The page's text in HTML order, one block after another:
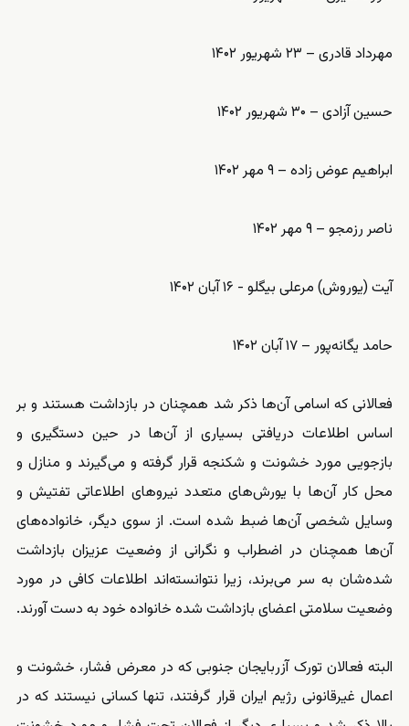
مهرداد قادری – ۲۳ شهریور ۱۴۰۲
حسین آزادی – ۳۰ شهریور ۱۴۰۲
ابراهیم عوض زاده – ۹ مهر ۱۴۰۲
ناصر رزمجو – ۹ مهر ۱۴۰۲
آیت (یوروش) مرعلی بیگلو - ۱۶ آبان ۱۴۰۲
حامد یگانه‌پور – ۱۷ آبان ۱۴۰۲
فعالانی که اسامی آن‌ها ذکر شد همچنان در بازداشت هستند و بر
اساس اطلاعات دریافتی بسیاری از آن‌ها در حین دستگیری و
بازجویی مورد خشونت و شکنجه قرار گرفته و می‌گیرند و منازل و
محل کار آن‌ها با یورش‌های متعدد نیروهای اطلاعاتی تفتیش و
وسایل شخصی آن‌ها ضبط شده است. از سوی دیگر، خانواده‌های
آن‌ها همچنان در اضطراب و نگرانی از وضعیت عزیزان بازداشت
شده‌شان به سر می‌برند، زیرا نتوانسته‌اند اطلاعات کافی در مورد
وضعیت سلامتی اعضای بازداشت شده خانواده خود به دست آورند.
البته فعالان تورک آزربایجان جنوبی که در معرض فشار، خشونت و
اعمال غیرقانونی رژیم ایران قرار گرفتند، تنها کسانی نیستند که در